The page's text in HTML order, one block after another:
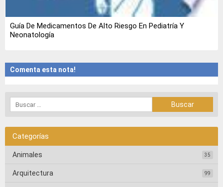
Guía De Medicamentos De Alto Riesgo En Pediatría Y
Neonatología
Comenta esta nota!
Categorías
Animales 35
Arquitectura 99